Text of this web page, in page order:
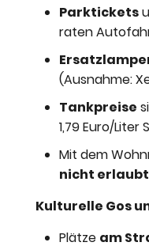
Parktickets
raten
(Ausnahme:
Tankpreise
1,79 Euro/Liter
Mit dem
nicht erlaubt
Kulturelle Gos
Plätze am